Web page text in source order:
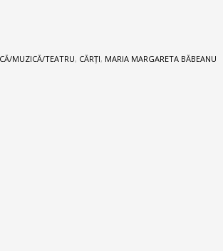
MUZICĂ/TEATRU, CĂRȚI, MARIA MARGARETA BĂBEANU